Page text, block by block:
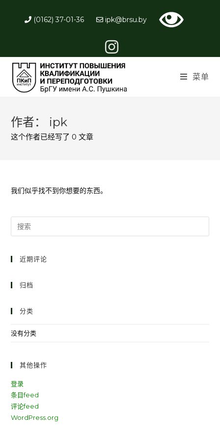
(0162) 37-01-36 ipk@brsu.by
菜单
作者： ipk
这个作者已经写了 0 文章
我们似乎找不到你想要的东西。
近期评论
归档
分类
没有分类
其他操作
登录
条目feed
评论feed
WordPress.org